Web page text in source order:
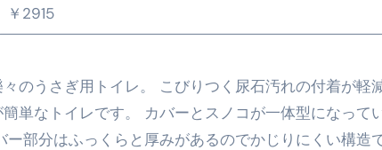
めの！美容、健康、ダイエットにとても重要な女性ホルモ
な方法
ン 2月のおすすめドメイン特集- ビジネスの信用を築く
￥2915
のうさぎ用トイレ。 こびりつく尿石汚れの付着が軽
単なトイレです。 カバーとスノコが一体型になって
ー部分はふっくらと厚みがあるのでかじりにくい構造